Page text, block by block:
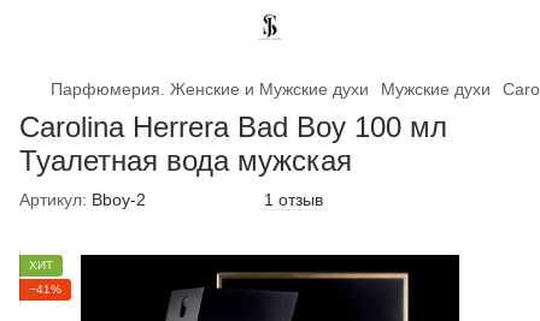
Парфюмерия. Женские и Мужские духи Мужские духи
Саrоlіnа Неrrеrа Bаd Воу 100 мл
Туалетная вода мужская
Артикул: Bboy-2 1 отзыв
ХИТ
−41%